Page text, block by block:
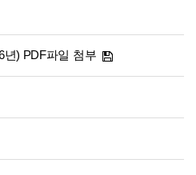
년) PDF파일 첨부